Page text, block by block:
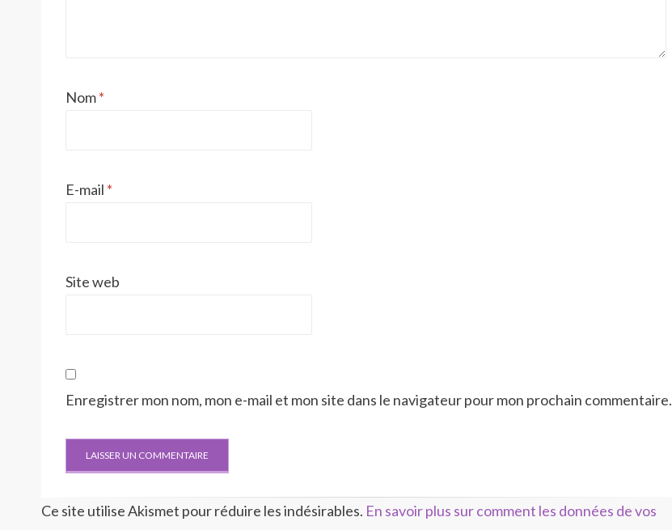
Nom*
E-mail *
Site web
Enregistrer mon nom, mon e-mail et mon site dans le navigateur pour mon prochain commentaire.
Ce site utilise Akismet pour réduire les indésirables. En savoir plus sur comment les données de vos